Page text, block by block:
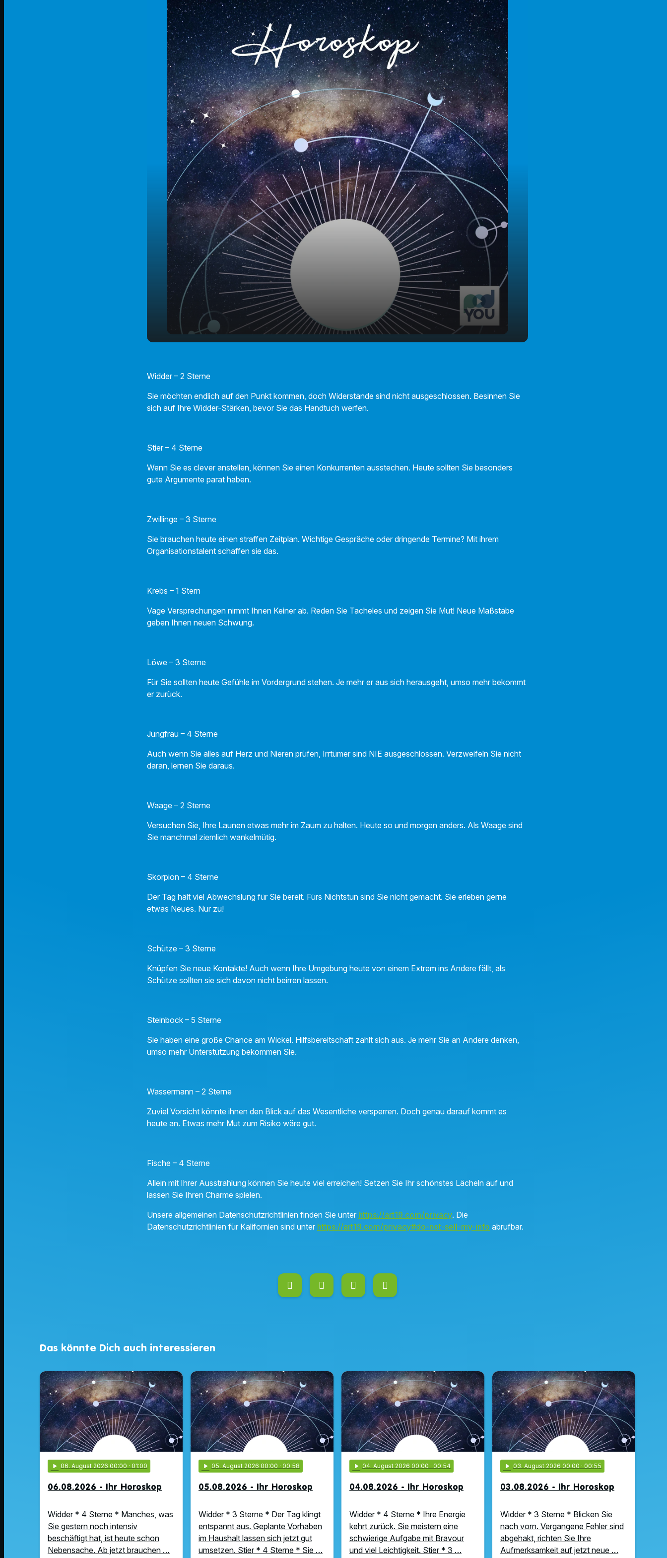
Widder – 2 Sterne
Sie möchten endlich auf den Punkt kommen, doch Widerstände sind nicht ausgeschlossen. Besinnen Sie
sich auf Ihre Widder-Stärken, bevor Sie das Handtuch werfen.
Stier – 4 Sterne
Wenn Sie es clever anstellen, können Sie einen Konkurrenten ausstechen. Heute sollten Sie besonders
gute Argumente parat haben.
Zwillinge – 3 Sterne
Sie brauchen heute einen straffen Zeitplan. Wichtige Gespräche oder dringende Termine? Mit ihrem
Organisationstalent schaffen sie das.
Krebs – 1 Stern
Vage Versprechungen nimmt Ihnen Keiner ab. Reden Sie Tacheles und zeigen Sie Mut! Neue Maßstäbe
geben Ihnen neuen Schwung.
Löwe – 3 Sterne
Für Sie sollten heute Gefühle im Vordergrund stehen. Je mehr er aus sich herausgeht, umso mehr bekommt
er zurück.
Jungfrau – 4 Sterne
Auch wenn Sie alles auf Herz und Nieren prüfen, Irrtümer sind NIE ausgeschlossen. Verzweifeln Sie nicht
daran, lernen Sie daraus.
Waage – 2 Sterne
Versuchen Sie, Ihre Launen etwas mehr im Zaum zu halten. Heute so und morgen anders. Als Waage sind
Sie manchmal ziemlich wankelmütig.
Skorpion – 4 Sterne
Der Tag hält viel Abwechslung für Sie bereit. Fürs Nichtstun sind Sie nicht gemacht. Sie erleben gerne
etwas Neues. Nur zu!
Schütze – 3 Sterne
Knüpfen Sie neue Kontakte! Auch wenn Ihre Umgebung heute von einem Extrem ins Andere fällt, als
Schütze sollten sie sich davon nicht beirren lassen.
Steinbock – 5 Sterne
Sie haben eine große Chance am Wickel. Hilfsbereitschaft zahlt sich aus. Je mehr Sie an Andere denken,
umso mehr Unterstützung bekommen Sie.
Wassermann – 2 Sterne
Zuviel Vorsicht könnte ihnen den Blick auf das Wesentliche versperren. Doch genau darauf kommt es
heute an. Etwas mehr Mut zum Risiko wäre gut.
Fische – 4 Sterne
Allein mit Ihrer Ausstrahlung können Sie heute viel erreichen! Setzen Sie Ihr schönstes Lächeln auf und
lassen Sie Ihren Charme spielen.
Unsere allgemeinen Datenschutzrichtlinien finden Sie unter https://art19.com/privacy. Die
Datenschutzrichtlinien für Kalifornien sind unter https://art19.com/privacy#do-not-sell-my-info abrufbar.
Das könnte Dich auch interessieren
play_arrow 06. August 2026 00:00 · 01:00
06.08.2026 - Ihr Horoskop
Widder * 4 Sterne * Manches, was
Sie gestern noch intensiv
beschäftigt hat, ist heute schon
Nebensache. Ab jetzt brauchen …
play_arrow 05. August 2026 00:00 · 00:58
05.08.2026 - Ihr Horoskop
Widder * 3 Sterne * Der Tag klingt
entspannt aus. Geplante Vorhaben
im Haushalt lassen sich jetzt gut
umsetzen. Stier * 4 Sterne * Sie …
play_arrow 04. August 2026 00:00 · 00:54
04.08.2026 - Ihr Horoskop
Widder * 4 Sterne * Ihre Energie
kehrt zurück. Sie meistern eine
schwierige Aufgabe mit Bravour
und viel Leichtigkeit. Stier * 3 …
play_arrow 03. August 2026 00:00 · 00:55
03.08.2026 - Ihr Horoskop
Widder * 3 Sterne * Blicken Sie
nach vorn. Vergangene Fehler sind
abgehakt, richten Sie Ihre
Aufmerksamkeit auf jetzt neue …